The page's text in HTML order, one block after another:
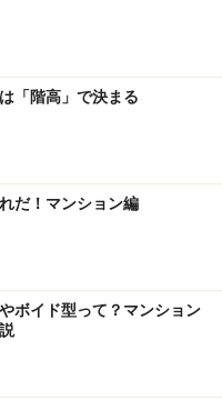
「階高」で決まる
だ！マンション編
ボイド型って？マンション